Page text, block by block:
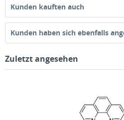
Kunden kauften auch
Kunden haben sich ebenfalls
Zuletzt angesehen